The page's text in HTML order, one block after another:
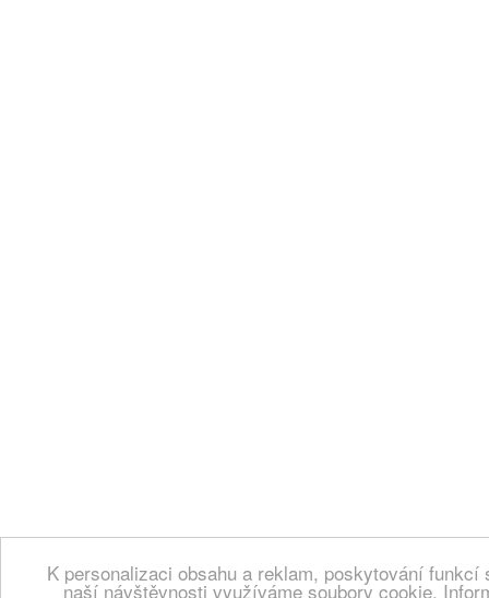
K personalizaci obsahu a reklam, poskytování
naší návštěvnosti využíváme soubory cookie.